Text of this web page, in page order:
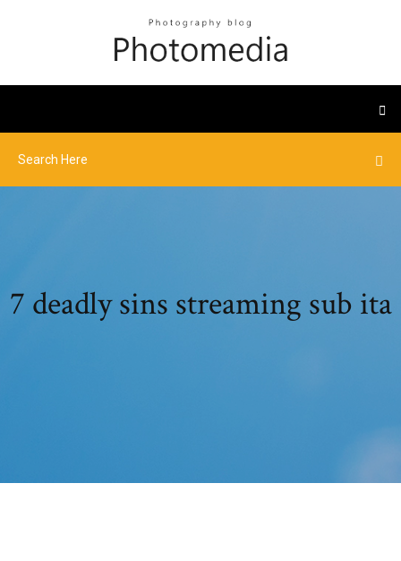
7 deadly sins streaming sub ita